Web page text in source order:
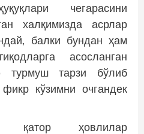
чегарасини
халқимизда асрлар
балки бундан ҳам
асосланган
турмуш тарзи бўлиб
кўзимни очгандек
қатор ҳовлилар